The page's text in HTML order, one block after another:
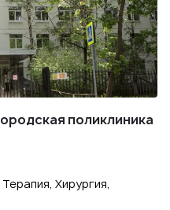
поликлиника
Хирургия,